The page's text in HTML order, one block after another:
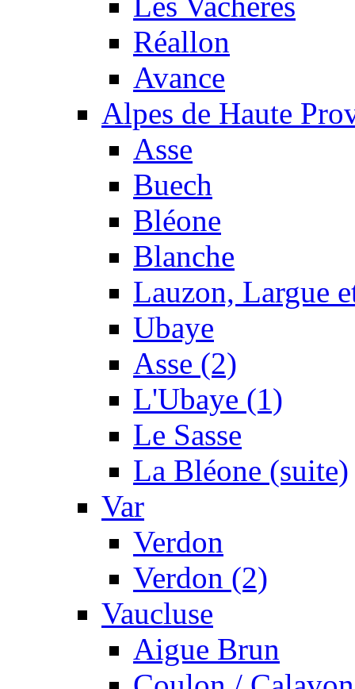
Réallon
Avance
Alpes de Haute
Asse
Buech
Bléone
Blanche
Lauzon, Largue
Ubaye
Asse (2)
L'Ubaye (1)
Le Sasse
La Bléone (suite)
Var
Verdon
Verdon (2)
Vaucluse
Aigue Brun